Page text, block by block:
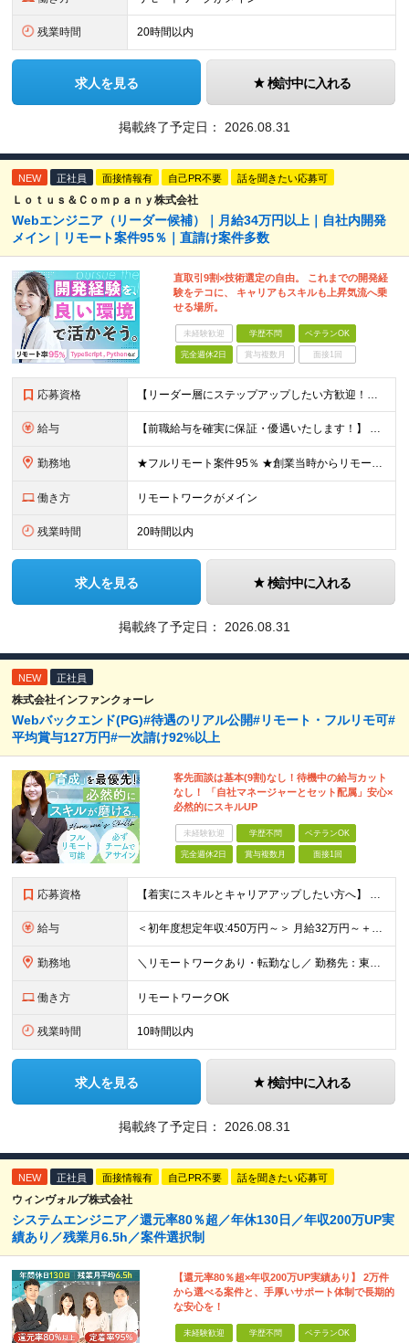
残業時間 20時間以内
求人を見る 検討中に入れる
掲載終了予定日： 2026.08.31
NEW 正社員 面接情報有 自己PR不要 話を聞きたい応募可
Ｌｏｔｕｓ＆Ｃｏｍｐａｎｙ株式会社
Webエンジニア（リーダー候補）｜月給34万円以上｜自社内開発
メイン｜リモート案件95％｜直請け案件多数
直取引9割×技術選定の自由。 これまでの開発経
験をテコに、 キャリアもスキルも上昇気流へ乗
せる場所。
未経験歓迎 学歴不問 ベテランOK
完全週休2日 賞与複数月 面接1回
応募資格 【リーダー層にステップアップしたい方歓迎！】 ■何かしらの開発経験をお持ちの方（言語不問） └テスター・ローコード開発のみや、 C言語での組み込み開発経験でも大歓迎です！ ■本社に出社できる方 └
給与 【前職給与を確実に保証・優遇いたします！】 ★経験・スキル・前職年収を考慮し、前職以上の提示を基本として決定します。 月給 34万円～48万円 ＋ 昇給査定年2回 ※経験・能力を考慮の上、社内規定
勤務地 ★フルリモート案件95％ ★創業当時からリモートワークに注力 勤務は自宅または中目黒オフィスが中心となります。 案件の約9割は受託開発ですが、 一部案件では首都圏のクライアント先で勤務いただく場合が
働き方 リモートワークがメイン
残業時間 20時間以内
求人を見る 検討中に入れる
掲載終了予定日： 2026.08.31
NEW 正社員
株式会社インファンクォーレ
Webバックエンド(PG)#待遇のリアル公開#リモート・フルリモ可#
平均賞与127万円#一次請け92%以上
客先面談は基本(9割)なし！待機中の給与カット
なし！ 「自社マネージャーとセット配属」安心×
必然的にスキルUP
未経験歓迎 学歴不問 ベテランOK
完全週休2日 賞与複数月 面接1回
応募資格 【着実にスキルとキャリアアップしたい方へ】 ●何らかのシステム開発経験をお持ちの方（言語不問／目安：経験2年以上） ●学歴不問・第二新卒歓迎 ★こんな方にピッタリです ◎チームワークやコミュニケーシ
給与 ＜初年度想定年収:450万円～＞ 月給32万円～＋諸手当＋決算賞与＋寸志の計2回 ※経験・スキルを考慮の上決定 ※固定残業代（30時間分／6万1000円～）含む。超過分は別途全額支給 ※試用期間6ヶ月
勤務地 ＼リモートワークあり・転勤なし／ 勤務先：東京都23区、神奈川県、千葉県、埼玉県の各プロジェクト先 ※リモートワーク可能ですが案件により変更の場合がございます。 ■本社 東京都豊島区南池袋1-16-
働き方 リモートワークOK
残業時間 10時間以内
求人を見る 検討中に入れる
掲載終了予定日： 2026.08.31
NEW 正社員 面接情報有 自己PR不要 話を聞きたい応募可
ウィンヴォルブ株式会社
システムエンジニア／還元率80％超／年休130日／年収200万UP実
績あり／残業月6.5h／案件選択制
【還元率80％超×年収200万UP実績あり】 2万件
から選べる案件と、手厚いサポート体制で長期的
な安心を！
未経験歓迎 学歴不問 ベテランOK